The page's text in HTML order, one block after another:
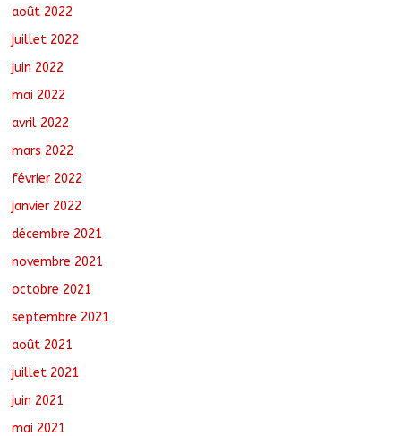
août 2022
juillet 2022
juin 2022
mai 2022
avril 2022
mars 2022
février 2022
janvier 2022
décembre 2021
novembre 2021
octobre 2021
septembre 2021
août 2021
juillet 2021
juin 2021
mai 2021